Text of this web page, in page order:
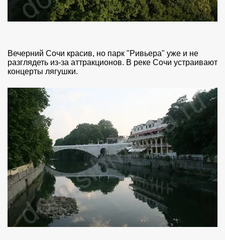
Вечерний Сочи красив, но парк "Ривьера" уже и не
разглядеть из-за аттракционов. В реке Сочи устраивают
концерты лягушки.